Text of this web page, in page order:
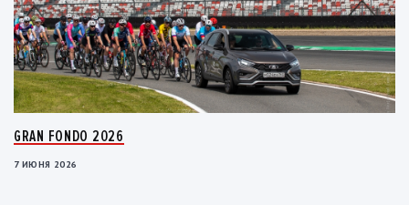
GRAN FONDO 2026
7 ИЮНЯ 2026